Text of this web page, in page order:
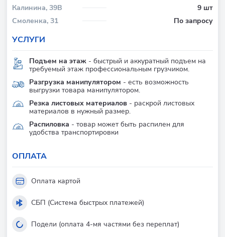
Калинина, 39В
9 шт
Смоленка, 31
По запросу
УСЛУГИ
Подъем на этаж - быстрый и аккуратный подъем на
требуемый этаж профессиональным грузчиком.
Разгрузка манипулятором - есть возможность
выгрузки товара манипулятором.
Резка листовых материалов - раскрой листовых
материалов в нужный размер.
Распиловка - товар может быть распилен для
удобства транспортировки
ОПЛАТА
Оплата картой
СБП (Система быстрых платежей)
Подели (оплата 4-мя частями без переплат)